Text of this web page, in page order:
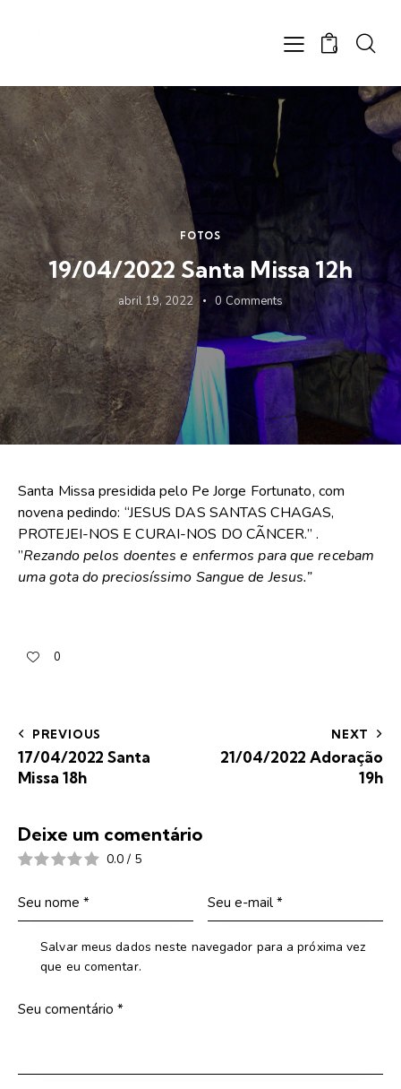
0
FOTOS
19/04/2022 Santa Missa 12h
abril 19, 2022 0 Comments
Santa Missa presidida pelo Pe Jorge Fortunato, com
novena pedindo: “JESUS DAS SANTAS CHAGAS,
PROTEJEI-NOS E CURAI-NOS DO CÃNCER.” .
”Rezando pelos doentes e enfermos para que recebam
uma gota do preciosíssimo Sangue de Jesus.”
0
PREVIOUS
17/04/2022 Santa
Missa 18h
NEXT
21/04/2022 Adoração
19h
Deixe um comentário
0.0 / 5
Salvar meus dados neste navegador para a próxima vez
que eu comentar.